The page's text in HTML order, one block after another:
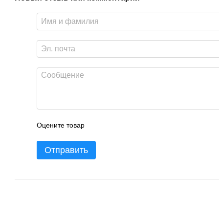
Оцените товар
Отправить